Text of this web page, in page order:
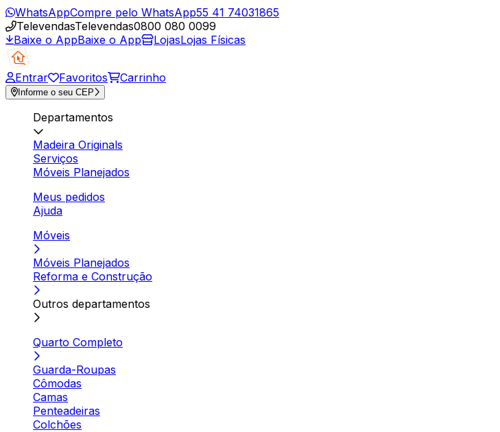
WhatsAppCompre pelo WhatsApp55 41 74031865
TelevendasTelevendas0800 080 0099
Baixe o AppBaixe o App LojasLojas Físicas
Entrar Favoritos Carrinho
Informe o seu CEP
Departamentos
Madeira Originals
Serviços
Móveis Planejados
Meus pedidos
Ajuda
Móveis
Móveis Planejados
Reforma e Construção
Outros departamentos
Quarto Completo
Guarda-Roupas
Cômodas
Camas
Penteadeiras
Colchões